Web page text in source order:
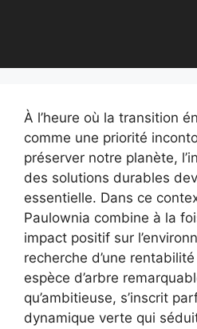
À l’heure où la transition
comme une priorité
préserver notre planète,
des solutions durables
essentielle. Dans ce
Paulownia combine à la
impact positif sur
recherche d’une
espèce d’arbre
qu’ambitieuse, s’inscrit
dynamique verte qui